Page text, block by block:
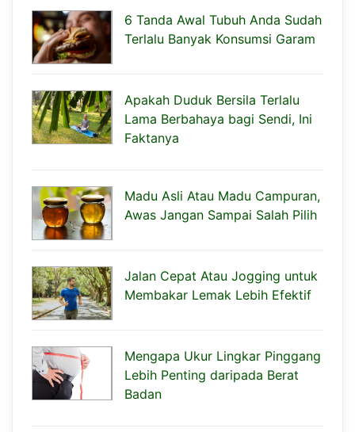
6 Tanda Awal Tubuh Anda Sudah
Terlalu Banyak Konsumsi Garam
Apakah Duduk Bersila Terlalu
Lama Berbahaya bagi Sendi, Ini
Faktanya
Madu Asli Atau Madu Campuran,
Awas Jangan Sampai Salah Pilih
Jalan Cepat Atau Jogging untuk
Membakar Lemak Lebih Efektif
Mengapa Ukur Lingkar Pinggang
Lebih Penting daripada Berat
Badan